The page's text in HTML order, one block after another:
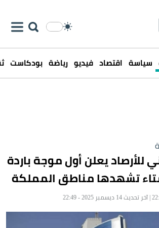
سياسة اقتصاد فيديو رياضة بودكاست
للأرصاد يعلن أول موجة باردة
تشهدها مناطق المملكة